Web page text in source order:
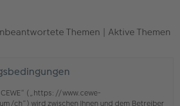
Themen | Aktive Themen
(„https://www.cewe-
ch“) wird zwischen Ihnen und dem Betreiber